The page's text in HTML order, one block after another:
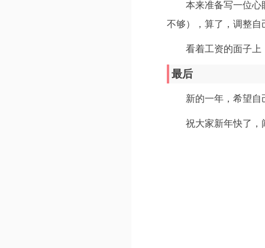
本来准备写一位心
不够），算了，调整
看着工资的面子上
最后
新的一年，希望
祝大家新年快了，